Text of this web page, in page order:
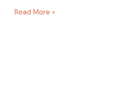
Read More »